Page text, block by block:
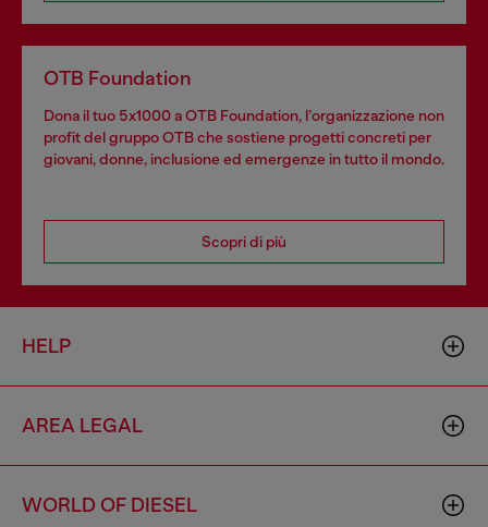
OTB Foundation
Dona il tuo 5x1000 a OTB Foundation, l’organizzazione non
profit del gruppo OTB che sostiene progetti concreti per
giovani, donne, inclusione ed emergenze in tutto il mondo.
Scopri di più
HELP
AREA LEGAL
WORLD OF DIESEL